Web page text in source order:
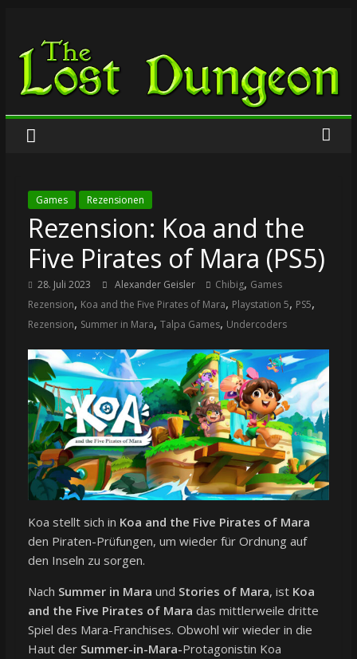
springen
The
Lost
Dungeon
Games Rezensionen
Rezension: Koa and the
Five Pirates of Mara (PS5)
28. Juli 2023 Alexander Geisler Chibig, Games
Rezension, Koa and the Five Pirates of Mara, Playstation 5, PS5,
Rezension, Summer in Mara, Talpa Games, Undercoders
Koa stellt sich in Koa and the Five Pirates of Mara
den Piraten-Prüfungen, um wieder für Ordnung auf
den Inseln zu sorgen.
Nach Summer in Mara und Stories of Mara, ist Koa
and the Five Pirates of Mara das mittlerweile dritte
Spiel des Mara-Franchises. Obwohl wir wieder in die
Haut der Summer-in-Mara-Protagonistin Koa